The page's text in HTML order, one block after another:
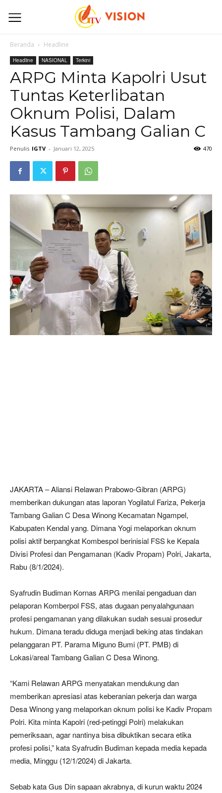
Beranda Headline
Headline NASIONAL Terkini
ARPG Minta Kapolri Usut
Tuntas Keterlibatan
Oknum Polisi, Dalam
Kasus Tambang Galian C
Penulis IGTV - Januari 12, 2025 470
JAKARTA – Aliansi Relawan Prabowo-Gibran (ARPG)
memberikan dukungan atas laporan Yogilatul Fariza, Pekerja
Tambang Galian C Desa Winong Kecamatan Ngampel,
Kabupaten Kendal yang. Dimana Yogi melaporkan oknum
polisi aktif berpangkat Kombespol berinisial FSS ke Kepala
Divisi Profesi dan Pengamanan (Kadiv Propam) Polri, Jakarta,
Rabu (8/1/2024).
Syafrudin Budiman Kornas ARPG menilai pengaduan dan
pelaporan Komberpol FSS, atas dugaan penyalahgunaan
profesi pengamanan yang dilakukan sudah sesuai prosedur
hukum. Dimana teradu diduga menjadi beking atas tindakan
pelanggaran PT. Parama Miguno Bumi (PT. PMB) di
Lokasi/areal Tambang Galian C Desa Winong.
“Kami Relawan ARPG menyatakan mendukung dan
memberikan apresiasi atas keberanian pekerja dan warga
Desa Winong yang melaporkan oknum polisi ke Kadiv Propam
Polri. Kita minta Kapolri (red-petinggi Polri) melakukan
pemeriksaan, agar nantinya bisa dibuktikan secara etika
profesi polisi,” kata Syafrudin Budiman kepada media kepada
media, Minggu (12/1/2024) di Jakarta.
Sebab kata Gus Din sapaan akrabnya, di kurun waktu 2024